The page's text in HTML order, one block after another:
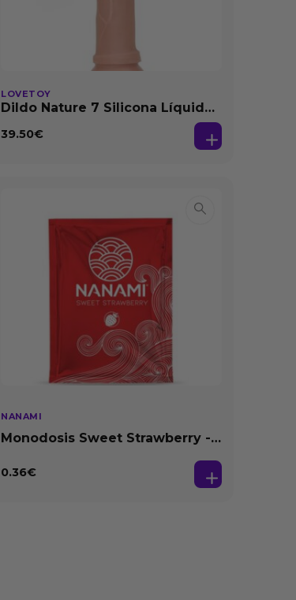
LOVETOY
Dildo Nature 7 Silicona Líquida
39.50€
NANAMI
Monodosis Sweet Strawberry -
0.36€